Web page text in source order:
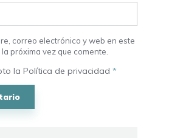
correo electrónico y web en este
próxima vez que comente.
la Política de privacidad *